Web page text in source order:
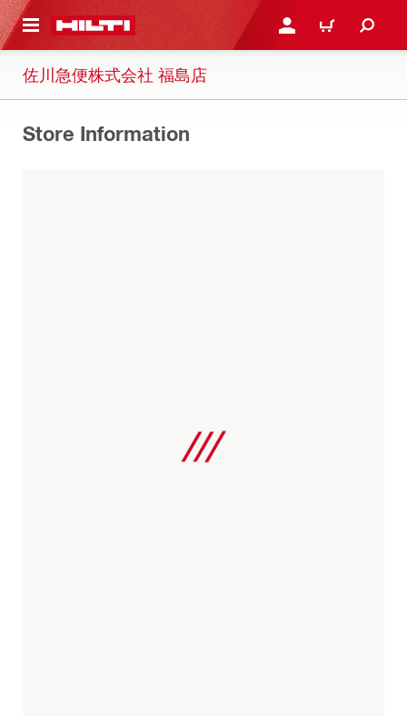
内容を表示 ログイン・新規オンライ
カート
佐川急便株式会社 福島店
Store Information